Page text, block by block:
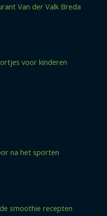
Van der Valk Breda
voor kinderen
na het sporten
smoothie recepten